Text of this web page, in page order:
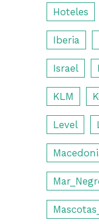
Hoteles
Iberia
Israel
KLM
Level